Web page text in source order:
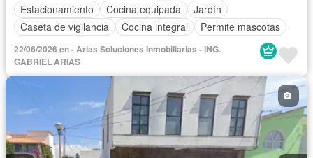
Estacionamiento
Cocina equipada
Jardín
Caseta de vigilancia
Cocina integral
Permite mascotas
Sin amueblar
22/06/2026 en - Arias Soluciones Inmobiliarias - ING.
GABRIEL ARIAS